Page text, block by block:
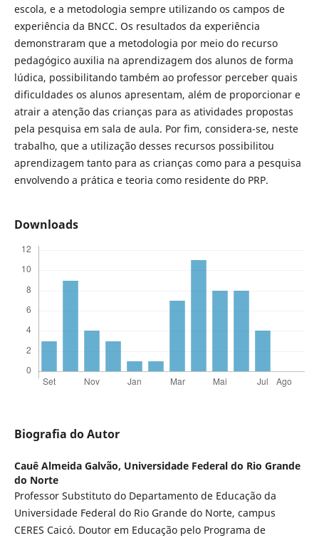
escola, e a metodologia sempre utilizando os campos de
experiência da BNCC. Os resultados da experiência
demonstraram que a metodologia por meio do recurso
pedagógico auxilia na aprendizagem dos alunos de forma
lúdica, possibilitando também ao professor perceber quais
dificuldades os alunos apresentam, além de proporcionar e
atrair a atenção das crianças para as atividades propostas
pela pesquisa em sala de aula. Por fim, considera-se, neste
trabalho, que a utilização desses recursos possibilitou
aprendizagem tanto para as crianças como para a pesquisa
envolvendo a prática e teoria como residente do PRP.
Downloads
Biografia do Autor
Cauê Almeida Galvão, Universidade Federal do Rio Grande
do Norte
Professor Substituto do Departamento de Educação da
Universidade Federal do Rio Grande do Norte, campus
CERES Caicó. Doutor em Educação pelo Programa de